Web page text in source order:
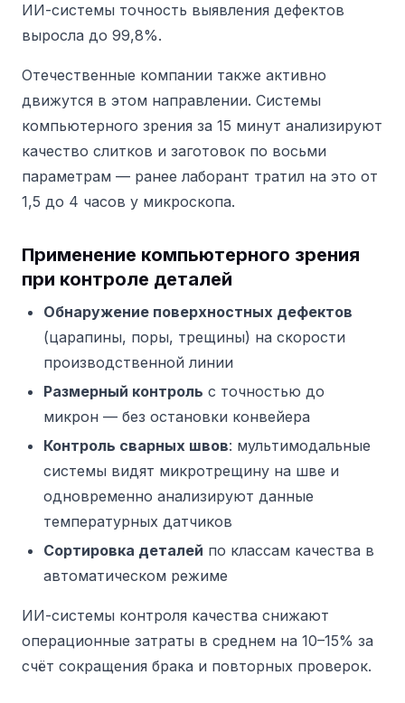
ИИ-системы точность выявления дефектов
выросла до 99,8%.
Отечественные компании также активно
движутся в этом направлении. Системы
компьютерного зрения за 15 минут анализируют
качество слитков и заготовок по восьми
параметрам — ранее лаборант тратил на это от
1,5 до 4 часов у микроскопа.
Применение компьютерного зрения
при контроле деталей
Обнаружение поверхностных дефектов
(царапины, поры, трещины) на скорости
производственной линии
Размерный контроль с точностью до
микрон — без остановки конвейера
Контроль сварных швов: мультимодальные
системы видят микротрещину на шве и
одновременно анализируют данные
температурных датчиков
Сортировка деталей по классам качества в
автоматическом режиме
ИИ-системы контроля качества снижают
операционные затраты в среднем на 10–15% за
счёт сокращения брака и повторных проверок.